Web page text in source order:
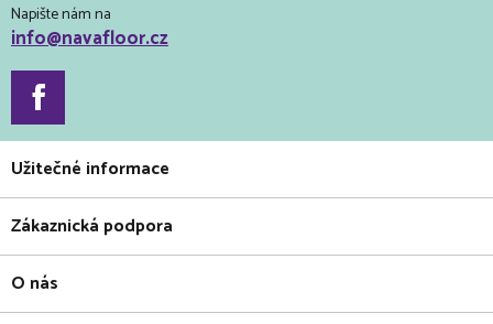
Napište nám na
info@navafloor.cz
Užitečné informace
Zákaznická podpora
O nás